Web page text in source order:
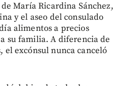
María Ricardina Sánchez,
y el aseo del consulado
alimentos a precios
su familia. A diferencia de
el excónsul nunca canceló